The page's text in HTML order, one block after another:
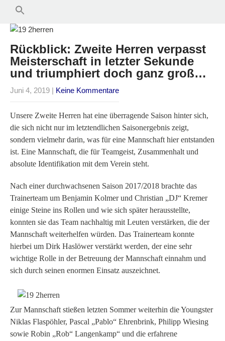
Rückblick: Zweite Herren verpasst
Meisterschaft in letzter Sekunde
und triumphiert doch ganz groß…
Juni 4, 2019 | Keine Kommentare
Unsere Zweite Herren hat eine überragende Saison hinter sich,
die sich nicht nur im letztendlichen Saisonergebnis zeigt,
sondern vielmehr darin, was für eine Mannschaft hier entstanden
ist. Eine Mannschaft, die für Teamgeist, Zusammenhalt und
absolute Identifikation mit dem Verein steht.
Nach einer durchwachsenen Saison 2017/2018 brachte das
Trainerteam um Benjamin Kolmer und Christian „DJ“ Kremer
einige Steine ins Rollen und wie sich später herausstellte,
konnten sie das Team nachhaltig mit Leuten verstärken, die der
Mannschaft weiterhelfen würden. Das Trainerteam konnte
hierbei um Dirk Haslöwer verstärkt werden, der eine sehr
wichtige Rolle in der Betreuung der Mannschaft einnahm und
sich durch seinen enormen Einsatz auszeichnet.
Zur Mannschaft stießen letzten Sommer weiterhin die Youngster
Niklas Flaspöhler, Pascal „Pablo“ Ehrenbrink, Philipp Wiesing
sowie Robin „Rob“ Langenkamp“ und die erfahrene